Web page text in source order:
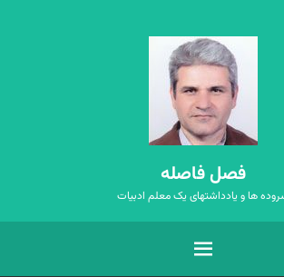
فصل فاصله
ها و یادداشتهای یک معلم ادبیات
فهرست